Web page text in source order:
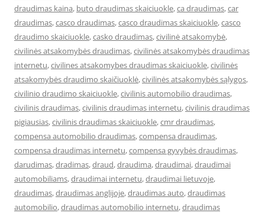
draudimas kaina, buto draudimas skaiciuokle,ca draudimas,car
draudimas,casco draudimas,casco draudimas skaiciuokle,casco
draudimo skaiciuokle,casko draudimas,civilinė atsakomybė,
civilinės atsakomybės draudimas,civilinės atsakomybės draudimas
internetu,civilines atsakomybes draudimas skaiciuokle,civilinės
atsakomybės draudimo skaičiuoklė,civilinės atsakomybės sąlygos,
civilinio draudimo skaiciuokle,civilinis automobilio draudimas,
civilinis draudimas,civilinis draudimas internetu,civilinis draudimas
pigiausias,civilinis draudimas skaiciuokle,cmr draudimas,
compensa automobilio draudimas,compensa draudimas,
compensa draudimas internetu,compensa gyvybės draudimas,
darudimas,dradimas,draud,draudima,draudimai,draudimai
automobiliams,draudimai internetu,draudimai lietuvoje,
draudimas,draudimas anglijoje,draudimas auto,draudimas
automobilio,draudimas automobilio internetu,draudimas